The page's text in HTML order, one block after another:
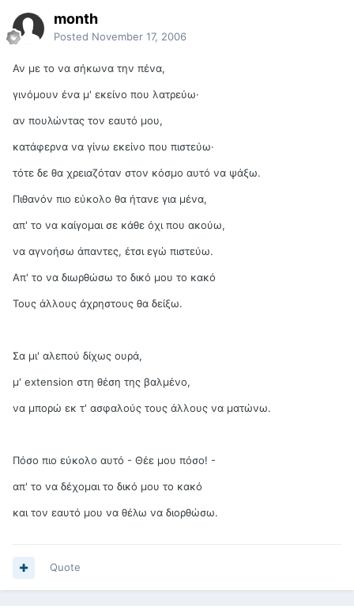
month
Posted November 17, 2006
Αν με το να σήκωνα την πένα,
γινόμουν ένα μ' εκείνο που λατρεύω·
αν πουλώντας τον εαυτό μου,
κατάφερνα να γίνω εκείνο που πιστεύω·
τότε δε θα χρειαζόταν στον κόσμο αυτό να ψάξω.
Πιθανόν πιο εύκολο θα ήτανε για μένα,
απ' το να καίγομαι σε κάθε όχι που ακούω,
να αγνοήσω άπαντες, έτσι εγώ πιστεύω.
Απ' το να διωρθώσω το δικό μου το κακό
Τους άλλους άχρηστους θα δείξω.
Σα μι' αλεπού δίχως ουρά,
μ' extension στη θέση της βαλμένο,
να μπορώ εκ τ' ασφαλούς τους άλλους να ματώνω.
Πόσο πιο εύκολο αυτό - Θέε μου πόσο! -
απ' το να δέχομαι το δικό μου το κακό
και τον εαυτό μου να θέλω να διορθώσω.
Quote